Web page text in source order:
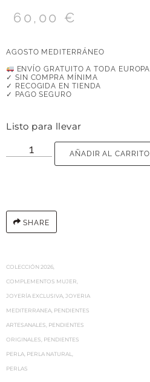
60,00 €
AGOSTO MEDITERRÁNEO
ENVÍO GRATUITO A TODA EUROPA
✓ SIN COMPRA MÍNIMA
✓ RECOGIDA EN TIENDA
✓ PAGO SEGURO
Listo para llevar
AÑADIR AL CARRITO
SHARE
COLECCIÓN 2026,
COMPLEMENTOS MUJER,
JOYERÍA EXCLUSIVA,JOYERIA
MEDITERRANEA, PENDIENTES
ARTESANALES, PENDIENTES
ORIGINALES, PENDIENTES
PERLA, PERLA NATURAL,
PERLAS